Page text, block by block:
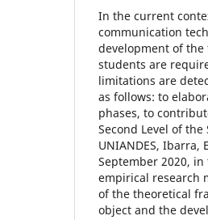
In the current
communication
development of
students are
limitations are
as follows: to
phases, to
Second Level of
UNIANDES,
September 2020,
empirical research
of the theoretical
object and the